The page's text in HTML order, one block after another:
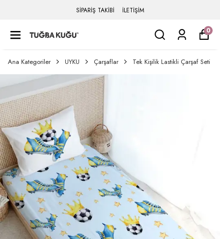
SİPARİŞ TAKİBİ İLETİŞİM
0
Ana Kategoriler UYKU Çarşaflar Tek Kişilik Lastikli Çarşaf Seti